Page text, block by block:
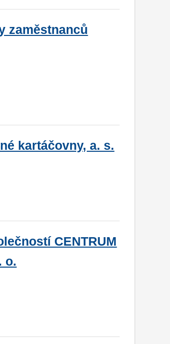
zaměstnanců
kartáčovny, a. s.
CENTRUM
o.